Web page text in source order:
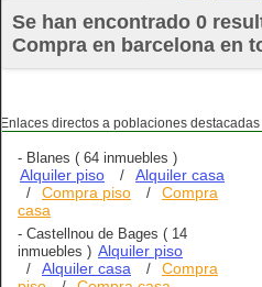
Se han encontrado 0
Compra en barcelona en
Enlaces directos a poblaciones
- Blanes ( 64 inmuebles )
Alquiler piso / Alquiler casa
/ Compra piso /
Compra
casa
- Castellnou de Bages ( 14
inmuebles ) Alquiler piso
/ Alquiler casa /
Compra